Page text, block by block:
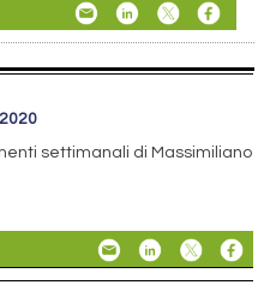
2020
settimanali di Massimiliano